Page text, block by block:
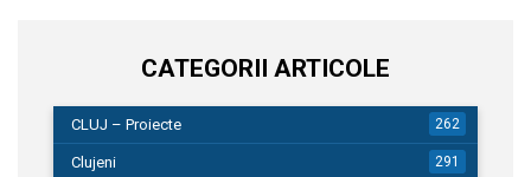
CATEGORII ARTICOLE
CLUJ – Proiecte 262
Clujeni 291